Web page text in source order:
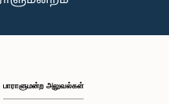
பாராளுமன்ற அலுவல்கள்